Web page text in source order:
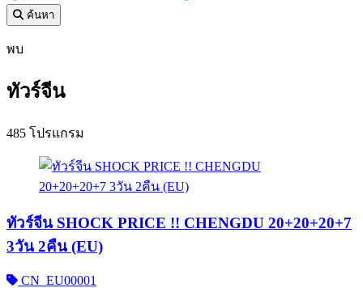
ค้นหา
พบ
ทัวร์จีน
485 โปรแกรม
ทัวร์จีน SHOCK PRICE !! CHENGDU 20+20+20+7
3วัน 2คืน (EU)
CN_EU00001